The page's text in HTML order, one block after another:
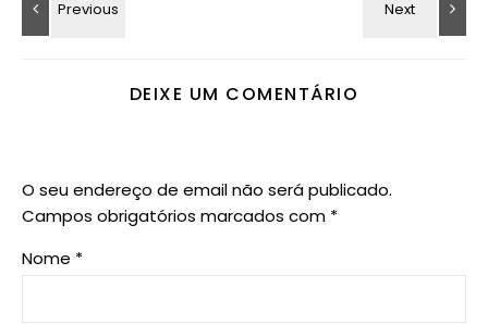
DEIXE UM COMENTÁRIO
O seu endereço de email não será publicado.
Campos obrigatórios marcados com *
Nome *